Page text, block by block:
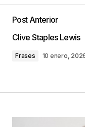
publicada. Los
Post Anterior
Clive Staples Lewis
Frases 10 enero,